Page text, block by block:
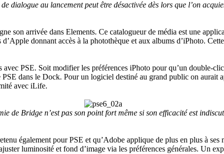
dialogue au lancement peut être désactivée dès lors que l’on
son arrivée dans Elements. Ce catalogueur de média est une
donnant accès à la photothèque et aux albums d’iPhoto.
PSE. Soit modifier les préférences iPhoto pour qu’un double-
dans le Dock. Pour un logiciel destiné au grand public on
avec iLife.
de Bridge n’est pas son point fort même si son efficacité est
également pour PSE et qu’Adobe applique de plus en plus à
luminosité et fond d’image via les préférences générales. Un